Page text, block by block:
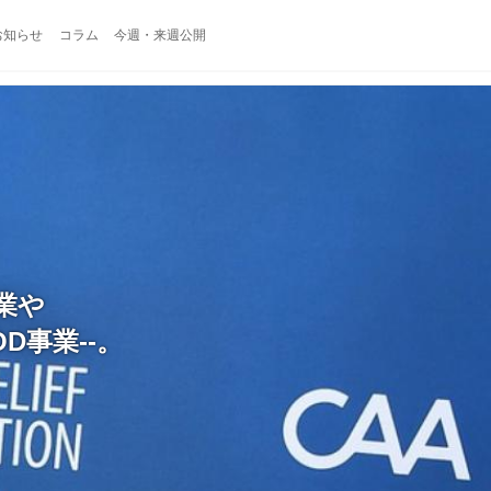
知らせ コラム 今週・来週公開
や
事業--。